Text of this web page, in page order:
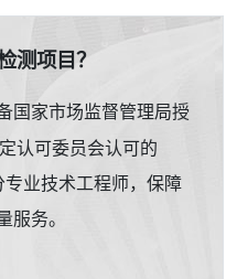
测项目？
国家市场监督管理局授
认可委员会认可的
业技术工程师，保障
务。